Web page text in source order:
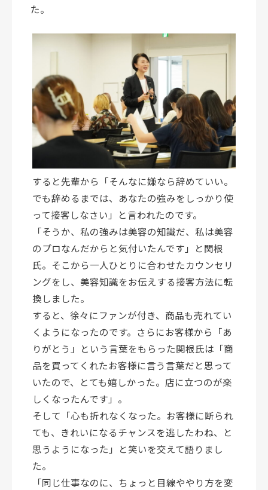
た。
すると先輩から「そんなに嫌なら辞めていい。
でも辞めるまでは、あなたの強みをしっかり使
って接客しなさい」と言われたのです。
「そうか、私の強みは美容の知識だ、私は美容
のプロなんだからと気付いたんです」と関根
氏。そこから一人ひとりに合わせたカウンセリ
ングをし、美容知識をお伝えする接客方法に転
換しました。
すると、徐々にファンが付き、商品も売れてい
くようになったのです。さらにお客様から「あ
りがとう」という言葉をもらった関根氏は「商
品を買ってくれたお客様に言う言葉だと思って
いたので、とても嬉しかった。店に立つのが楽
しくなったんです」。
そして「心も折れなくなった。お客様に断られ
ても、きれいになるチャンスを逃したわね、と
思うようになった」と笑いを交えて語りまし
た。
「同じ仕事なのに、ちょっと目線ややり方を変